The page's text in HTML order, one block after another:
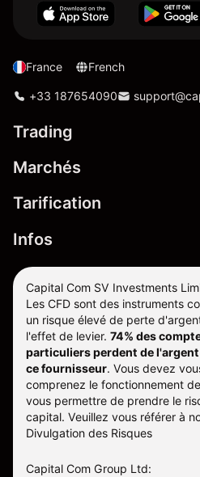
France French
+33 187654090
Trading
Marchés
Tarification
Infos
Capital Com SV Investments
Les CFD sont des instruments
un risque élevé de perte
l'effet de levier. 74% des
particuliers perdent de l'argent
ce fournisseur. Vous devez
comprenez le fonctionnement
vous permettre de prendre le
capital. Veuillez vous référer à
Divulgation des Risques
Capital Com Group Ltd: